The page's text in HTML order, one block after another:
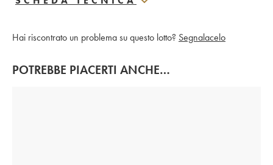
Hai riscontrato un problema su questo lotto? Segnalacelo
POTREBBE PIACERTI ANCHE…